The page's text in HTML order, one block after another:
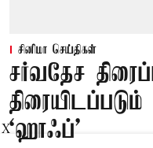
சினிமா செய்திகள்
சர்வதேச
‘ஹாஃப்’
X